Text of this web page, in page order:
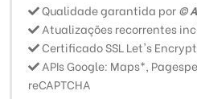
Qualidade garantida por©
Atualizações recorrentes
Certificado SSL Let's Encrypt
APIs Google: Maps*,
reCAPTCHA